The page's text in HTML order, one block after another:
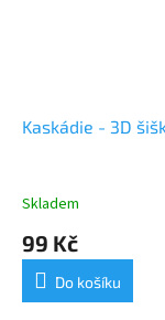
Kaskádie - 3D
Skladem
99 Kč
Do košíku